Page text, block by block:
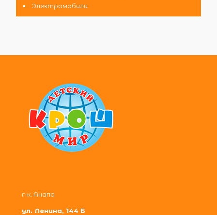
Электромобили
г-к. Анапа
ул. Ленина, 144 Б